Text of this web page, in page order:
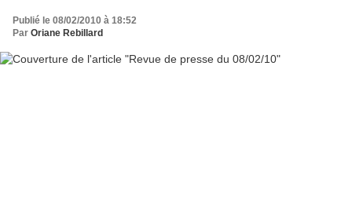
Publié le 08/02/2010 à 18:52
Par Oriane Rebillard